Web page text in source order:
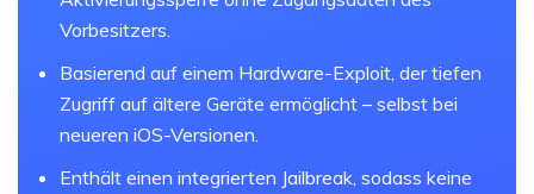
Vorbesitzers.
Basierend auf einem Hardware-Exploit, der tiefen
Zugriff auf ältere Geräte ermöglicht – selbst bei
neueren iOS-Versionen.
Enthält einen integrierten Jailbreak, sodass keine